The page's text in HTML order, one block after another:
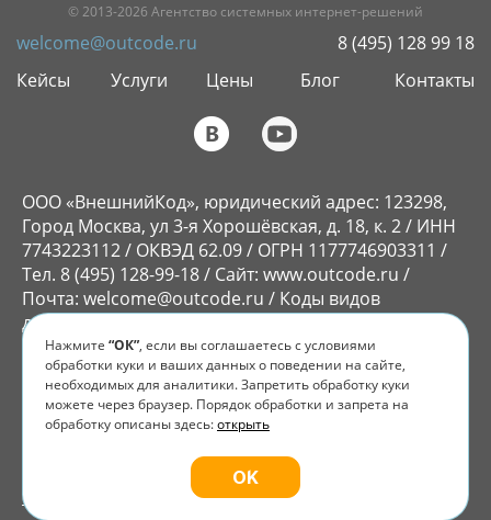
© 2013-2026 Агентство системных интернет-решений
welcome@outcode.ru
8 (495) 128 99 18
Кейсы
Услуги Цены Блог Контакты
ООО «ВнешнийКод», юридический адрес: 123298,
Город Москва, ул 3-я Хорошёвская, д. 18, к. 2 / ИНН
7743223112 / ОКВЭД 62.09 / ОГРН 1177746903311 /
Тел. 8 (495) 128-99-18 / Сайт: www.outcode.ru /
Почта: welcome@outcode.ru / Коды видов
деятельности в области ИТ: 1.01, 2.01
ООО «ВнешнийКод» принадлежит исключительное
право на ПО «Flyvi», которое внесено в реестр
российского ПО.Реестровая запись № 15101 от
07.10.2022.Право использования предоставляется
опубликованной по ссылке:
Пользовательское
соглашение.
Нажмите “ОК”, если вы соглашаетесь с условиями
обработки куки и ваших данных о поведении на сайте,
необходимых для аналитики. Запретить обработку куки
можете через браузер. Порядок обработки и запрета на
обработку описаны здесь:открыть
OK